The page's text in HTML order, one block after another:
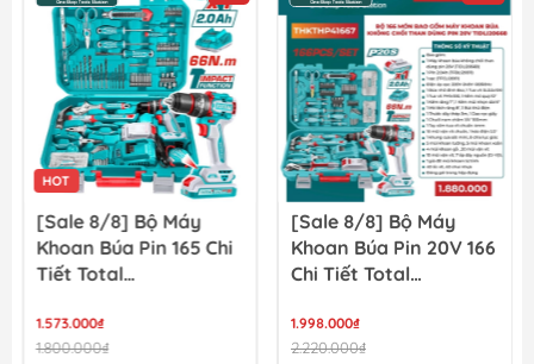
HOT
[Sale 8/8] Bộ Máy
Khoan Búa Pin 165 Chi
Tiết Total
1.573.000₫
1.800.000₫
[Sale 8/8] Bộ Máy
Khoan Búa Pin 20V 166
Chi Tiết Total
THKTHP41667
1.998.000₫
2.220.000₫